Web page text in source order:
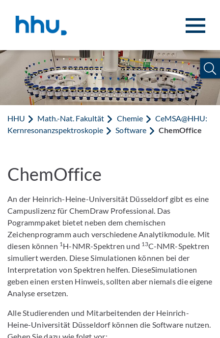
HHU Math.-Nat. Fakultät Chemie
CeMSA@HHU:
Kernresonanzspektroskopie
Software ChemOffice
ChemOffice
An der Heinrich-Heine-Universität Düsseldorf gibt es eine
Campuslizenz für ChemDraw Professional. Das
Pogrammpaket bietet neben dem chemischen
Zeichenprogramm auch verschiedene Analytikmodule. Mit
diesen können 1H-NMR-Spektren und 13C-NMR-Spektren
simuliert werden. Diese Simulationen können bei der
Interpretation von Spektren helfen. DieseSimulationen
geben einen ersten Hinweis, sollten aber niemals die eigene
Analyse ersetzen.
Alle Studierenden und Mitarbeitenden der Heinrich-
Heine-Universität Düsseldorf können die Software nutzen.